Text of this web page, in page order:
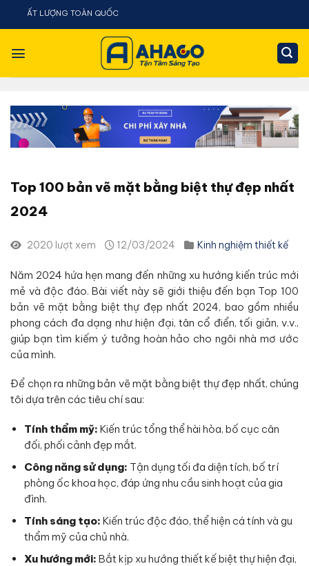
Chuyển
dung
Top 100 bản vẽ mặt bằng biệt thự đẹp nhất
2024
2020 lượt xem 12/03/2024 Kinh nghiệm thiết kế
Năm 2024 hứa hẹn mang đến những xu hướng kiến trúc mới
mẻ và độc đáo. Bài viết này sẽ giới thiệu đến bạn Top 100
bản vẽ mặt bằng biệt thự đẹp nhất 2024, bao gồm nhiều
phong cách đa dạng như hiện đại, tân cổ điển, tối giản, v.v.,
giúp bạn tìm kiếm ý tưởng hoàn hảo cho ngôi nhà mơ ước
của mình.
Để chọn ra những bản vẽ mặt bằng biệt thự đẹp nhất, chúng
tôi dựa trên các tiêu chí sau:
Tính thẩm mỹ: Kiến trúc tổng thể hài hòa, bố cục cân
đối, phối cảnh đẹp mắt.
Công năng sử dụng: Tận dụng tối đa diện tích, bố trí
phòng ốc khoa học, đáp ứng nhu cầu sinh hoạt của gia
đình.
Tính sáng tạo: Kiến trúc độc đáo, thể hiện cá tính và gu
thẩm mỹ của chủ nhà.
Xu hướng mới: Bắt kịp xu hướng thiết kế biệt thự hiện đại,